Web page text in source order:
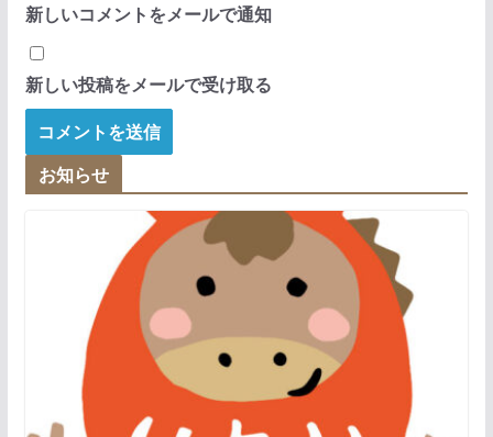
新しいコメントをメールで通知
新しい投稿をメールで受け取る
お知らせ